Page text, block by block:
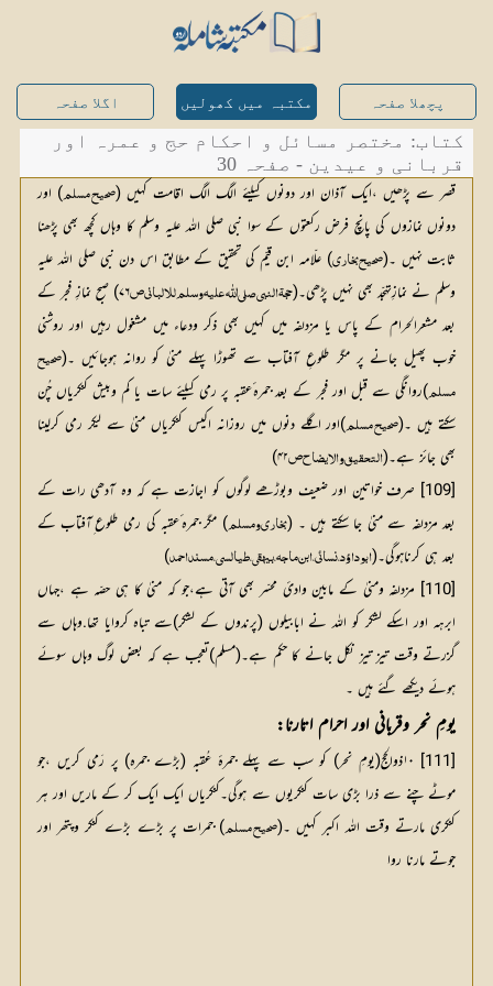
پچھلا صفحہ مکتبہ میں کھولیں اگلا صفحہ
کتاب: مختصر مسائل و احکام حج و عمرہ اور
قربانی و عیدین - صفحہ 30
قصر سے پڑھیں ،ایک آذان اور دونوں کیلئے الگ الگ اقامت کہیں (صحیح مسلم
) اور
ثابت نہیں ۔(صحیح بخاری
وسلم نے نمازِتہجّد بھی نہیں پڑھی۔(حجۃ النبی صلی اللّٰه علیہ وسلم للالبانی ص
خوب پھیل جانے پر مگر طلوعِ آفتاب سے تھوڑا پہلے منیٰ کو روانہ ہوجائیں ۔(
مسلم
سکتے ہیں ۔(صحیح مسلم
بھی جائز ہے۔(التحقیق والایضاح ص۴۲)
[109] صرف خواتین اور ضعیف وبوڑھے لوگوں کو اجازت ہے کہ وہ آدھی رات کے
بعد مزدلفہ سے منیٰ جا سکتے ہیں ۔ (بخاری ومسلم
بعد ہی کرناہوگی۔(ابوداؤد،نسائی،ابن ماجہ،بیہقی،طیالسی،مسنداحمد)
[110] مزدلفہ ومنیٰ کے مابین وادیٔ محسّر بھی آتی ہے،جو کہ منیٰ کا ہی حصّہ ہے ،جہاں
ابرہہ اور اسکے لشکر کو اللہ نے ابابیلوں (پرندوں کے لشکر)سے تباہ کروایا تھا.وہاں سے
گزرتے وقت تیز تیز نکل جانے کا حکم ہے۔(مسلم)تعجب ہے کہ بعض لوگ وہاں سوئے
ہوئے دیکھے گئے ہیں ۔
یومِ نحر وقربانی اور احرام اتارنا:
[111] ۱۰ذوالحج(یومِ نحر) کو سب سے پہلے جمرۂ عُقبہ (بڑے جمرہ) پر رَمی کریں ،جو
موٹے چنے سے ذرا بڑی سات کنکریوں سے ہوگی۔کنکریاں ایک ایک کر کے ماریں اور ہر
کنکری مارتے وقت اللہ اکبر کہیں ۔(صحیح مسلم
) جمرات پر بڑے بڑے کنکر وپتھر اور
جوتے مارنا روا